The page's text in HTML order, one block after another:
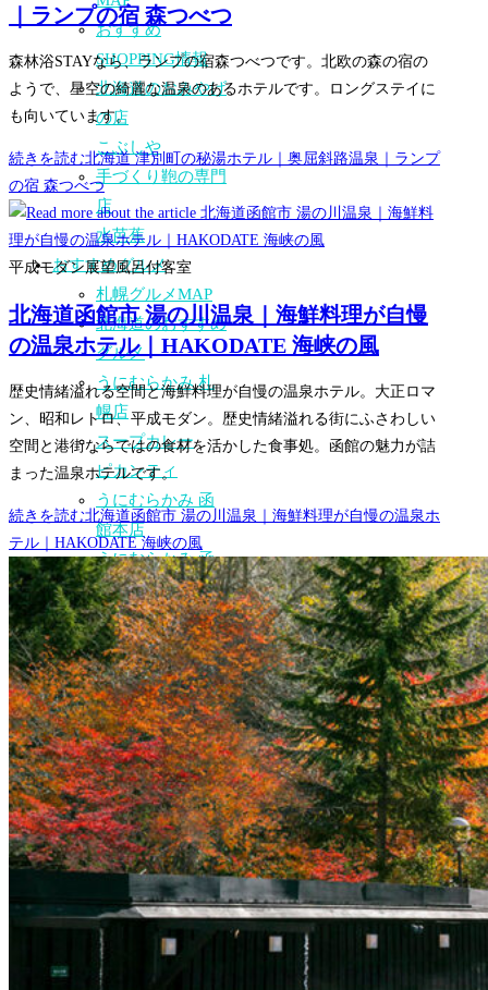
おすすめ
SHOPPING情報
北海道のおみやげ
の店
こぶしや
手づくり鞄の専門
店
水芭蕉
おすすめグルメ
札幌グルメMAP
北海道のおすすめ
グルメ
うにむらかみ 札
幌店
スープカレー
ピカンティ
うにむらかみ 函
館本店
うにむらかみ 函
館駅前店
北海道の空港
札幌丘珠空港・空
港情報
新千歳国際空港
（New Chitose
Airport）
奥尻空港・空港情
報
函館空港
（Hakodate
Airport）
稚内空港
利尻空港エリア
｜ランプの宿 森つべつ
森林浴STAYなら、ランプの宿森つべつです。北欧の森の宿の
ようで、星空の綺麗な温泉のあるホテルです。ロングステイに
も向いています。
続きを読む北海道 津別町の秘湯ホテル｜奥屈斜路温泉｜ランプ
の宿 森つべつ
平成モダン展望風呂付客室
北海道函館市 湯の川温泉｜海鮮料理が自慢
の温泉ホテル｜HAKODATE 海峡の風
歴史情緒溢れる空間と海鮮料理が自慢の温泉ホテル。大正ロマ
ン、昭和レトロ、平成モダン。歴史情緒溢れる街にふさわしい
空間と港街ならではの食材を活かした食事処。函館の魅力が詰
まった温泉ホテルです。
続きを読む北海道函館市 湯の川温泉｜海鮮料理が自慢の温泉ホ
テル｜HAKODATE 海峡の風